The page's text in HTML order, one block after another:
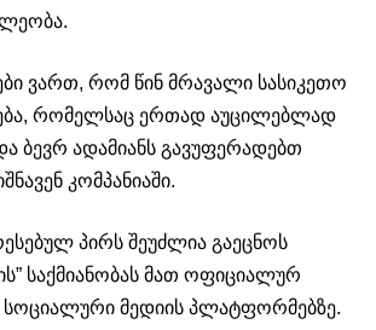
ვართ, რომ წინ მრავალი სასიკეთო
რომელსაც ერთად აუცილებლად
ბევრ ადამიანს გავუფერადებთ
კომპანიაში.
პირს შეუძლია გაეცნოს
საქმიანობას მათ ოფიციალურ
სოციალური მედიის პლატფორმებზე.